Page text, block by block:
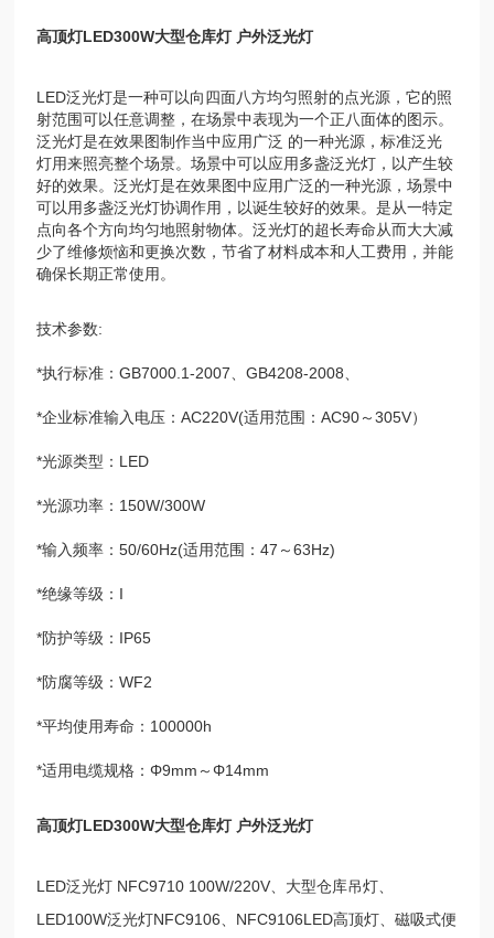
高顶灯LED300W大型仓库灯 户外泛光灯
LED泛光灯是一种可以向四面八方均匀照射的点光源，它的照
射范围可以任意调整，在场景中表现为一个正八面体的图示。
泛光灯是在效果图制作当中应用广泛 的一种光源，标准泛光
灯用来照亮整个场景。场景中可以应用多盏泛光灯，以产生较
好的效果。泛光灯是在效果图中应用广泛的一种光源，场景中
可以用多盏泛光灯协调作用，以诞生较好的效果。是从一特定
点向各个方向均匀地照射物体。泛光灯的超长寿命从而大大减
少了维修烦恼和更换次数，节省了材料成本和人工费用，并能
确保长期正常使用。
技术参数:
*执行标准：GB7000.1-2007、GB4208-2008、
*企业标准输入电压：AC220V(适用范围：AC90～305V）
*光源类型：LED
*光源功率：150W/300W
*输入频率：50/60Hz(适用范围：47～63Hz)
*绝缘等级：I
*防护等级：IP65
*防腐等级：WF2
*平均使用寿命：100000h
*适用电缆规格：Φ9mm～Φ14mm
高顶灯LED300W大型仓库灯 户外泛光灯
LED泛光灯 NFC9710 100W/220V、 大型仓库吊灯、
LED100W泛光灯NFC9106、NFC9106LED高顶灯 、磁吸式便